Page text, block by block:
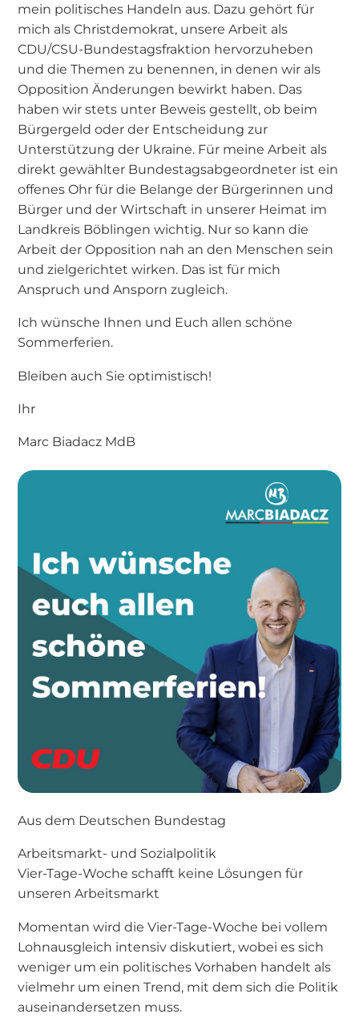
mein politisches Handeln aus. Dazu gehört für
mich als Christdemokrat, unsere Arbeit als
CDU/CSU-Bundestagsfraktion hervorzuheben
und die Themen zu benennen, in denen wir als
Opposition Änderungen bewirkt haben. Das
haben wir stets unter Beweis gestellt, ob beim
Bürgergeld oder der Entscheidung zur
Unterstützung der Ukraine. Für meine Arbeit als
direkt gewählter Bundestagsabgeordneter ist ein
offenes Ohr für die Belange der Bürgerinnen und
Bürger und der Wirtschaft in unserer Heimat im
Landkreis Böblingen wichtig. Nur so kann die
Arbeit der Opposition nah an den Menschen sein
und zielgerichtet wirken. Das ist für mich
Anspruch und Ansporn zugleich.
Ich wünsche Ihnen und Euch allen schöne
Sommerferien.
Bleiben auch Sie optimistisch!
Ihr
Marc Biadacz MdB
Aus dem Deutschen Bundestag
Arbeitsmarkt- und Sozialpolitik
Vier-Tage-Woche schafft keine Lösungen für
unseren Arbeitsmarkt
Momentan wird die Vier-Tage-Woche bei vollem
Lohnausgleich intensiv diskutiert, wobei es sich
weniger um ein politisches Vorhaben handelt als
vielmehr um einen Trend, mit dem sich die Politik
auseinandersetzen muss.